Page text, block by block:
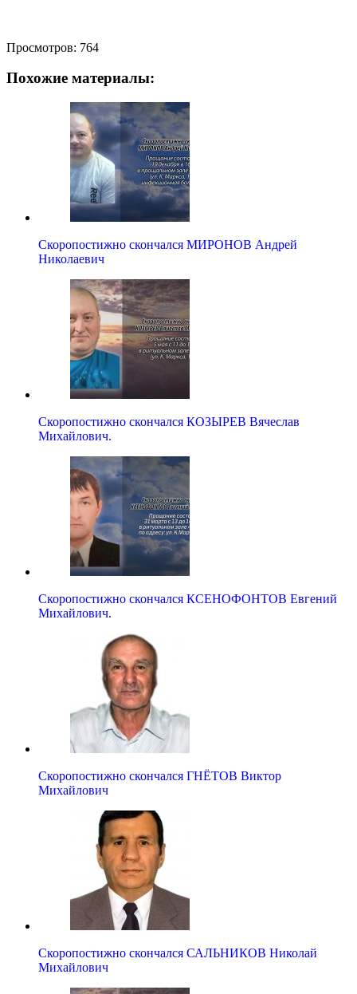
Просмотров: 764
Похожие материалы:
Скоропостижно скончался МИРОНОВ Андрей
Николаевич
Скоропостижно скончался КОЗЫРЕВ Вячеслав
Михайлович.
Скоропостижно скончался КСЕНОФОНТОВ Евгений
Михайлович.
Скоропостижно скончался ГНЁТОВ Виктор
Михайлович
Скоропостижно скончался САЛЬНИКОВ Николай
Михайлович